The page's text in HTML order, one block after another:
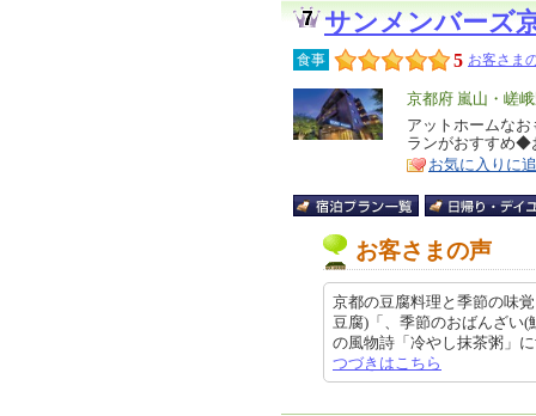
サンメンバーズ
食事 5 お客さま
エ
リ
ア
京都府 嵐山・嵯
特
徴
アットホームな
ランがおすすめ
お気に入りに
お客さまの声
京都の豆腐料理と季節の味
豆腐)「、季節のおばんざい
の風物詩「冷やし抹茶粥」
つづきはこちら